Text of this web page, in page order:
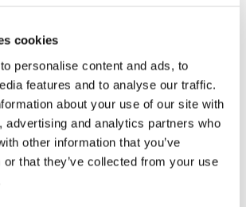
cookies
personalise content and ads, to
features and to analyse our traffic.
about your use of our site with
advertising and analytics partners who
other information that you’ve
or that they’ve collected from your use
con ordinanza n. 869/18, si è